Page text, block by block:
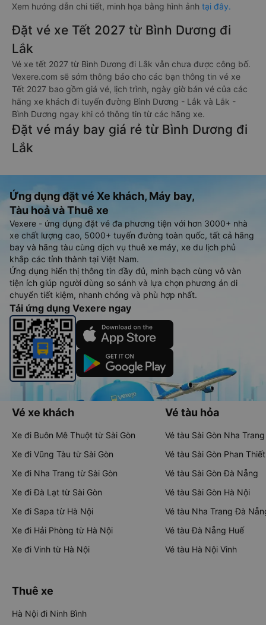
Xem hướng dẫn chi tiết, minh họa bằng hình ảnh tại đây.
Đặt vé xe Tết 2027 từ Bình Dương đi
Lắk
Vé xe tết 2027 từ Bình Dương đi Lắk vẫn chưa được công bố.
Vexere.com sẽ sớm thông báo cho các bạn thông tin vé xe
Tết 2027 bao gồm giá vé, lịch trình, ngày giờ bán vé của các
hãng xe khách đi tuyến đường Bình Dương - Lắk và Lắk -
Bình Dương ngay khi có thông tin từ các hãng xe.
Đặt vé máy bay giá rẻ từ Bình Dương đi
Lắk
Ứng dụng đặt vé Xe khách, Máy bay,
Tàu hoả và Thuê xe
Vexere - ứng dụng đặt vé đa phương tiện với hơn 3000+ nhà
xe chất lượng cao, 5000+ tuyến đường toàn quốc, tất cả hãng
bay và hãng tàu cùng dịch vụ thuê xe máy, xe du lịch phủ
khắp các tỉnh thành tại Việt Nam.
Ứng dụng hiển thị thông tin đầy đủ, minh bạch cùng vô vàn
tiện ích giúp người dùng so sánh và lựa chọn phương án di
chuyển tiết kiệm, nhanh chóng và phù hợp nhất.
Tải ứng dụng Vexere ngay
Vé xe khách
Xe đi Buôn Mê Thuột từ Sài Gòn
Xe đi Vũng Tàu từ Sài Gòn
Xe đi Nha Trang từ Sài Gòn
Xe đi Đà Lạt từ Sài Gòn
Xe đi Sapa từ Hà Nội
Xe đi Hải Phòng từ Hà Nội
Xe đi Vinh từ Hà Nội
Vé tàu hỏa
Vé tàu Sài Gòn Nha Trang
Vé tàu Sài Gòn Phan Thiết
Vé tàu Sài Gòn Đà Nẵng
Vé tàu Sài Gòn Hà Nội
Vé tàu Nha Trang Đà
Vé tàu Đà Nẵng Huế
Vé tàu Hà Nội Vinh
Thuê xe
Hà Nội đi Ninh Bình